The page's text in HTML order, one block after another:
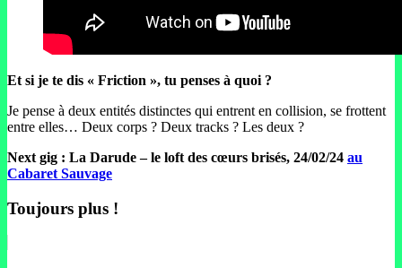
Et si je te dis « Friction », tu penses à quoi ?
Je pense à deux entités distinctes qui entrent en collision, se frottent
entre elles… Deux corps ? Deux tracks ? Les deux ?
Next gig : La Darude – le loft des cœurs brisés, 24/02/24 au
Cabaret Sauvage
Toujours plus !